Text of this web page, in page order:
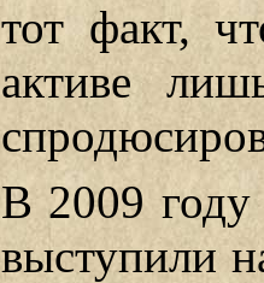
тот факт,
активе
В 2009
выступили